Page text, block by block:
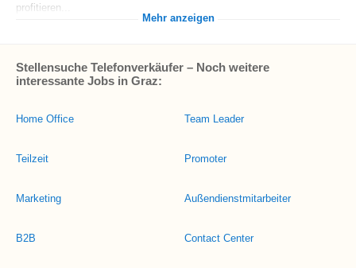
profitieren...
Mehr anzeigen
Stellensuche Telefonverkäufer – Noch weitere
interessante Jobs in Graz:
Home Office
Teilzeit
Marketing
B2B
Team Leader
Promoter
Außendienstmitarbeiter
Contact Center